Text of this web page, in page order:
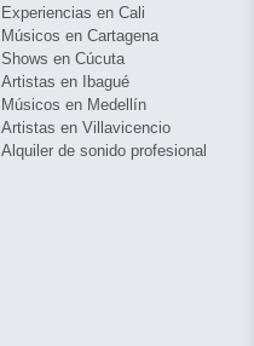
Experiencias en Cali
Músicos en Cartagena
Shows en Cúcuta
Artistas en Ibagué
Músicos en Medellín
Artistas en Villavicencio
Alquiler de sonido profesional